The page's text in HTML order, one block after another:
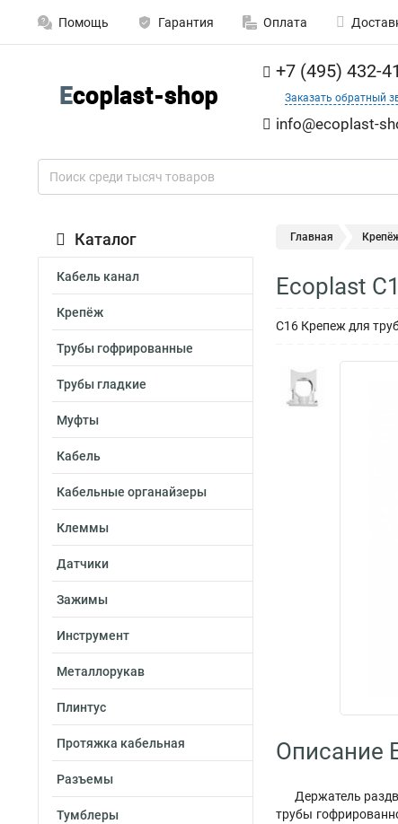
Помощь Гарантия Оплата
+7 (495) 432-
Заказать обратный
info@ecoplast-
Каталог
Кабель канал
Крепёж
Трубы гофрированные
Трубы гладкие
Муфты
Кабель
Кабельные органайзеры
Клеммы
Датчики
Зажимы
Инструмент
Металлорукав
Плинтус
Протяжка кабельная
Разъемы
Тумблеры
Главная
Ecoplast
С16 Крепеж для
Описание
Держатель
трубы